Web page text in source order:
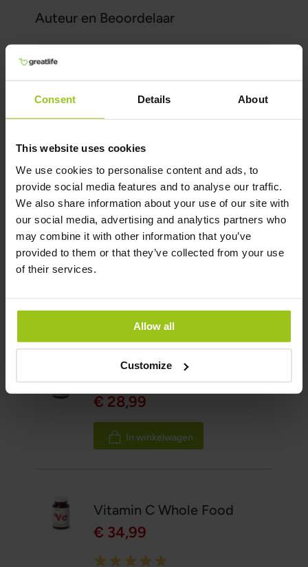
Consent Details About
This website uses cookies
We use cookies to personalise content and ads, to
provide social media features and to analyse our traffic.
We also share information about your use of our site with
our social media, advertising and analytics partners who
may combine it with other information that you’ve
provided to them or that they’ve collected from your use
of their services.
Allow all
Customize
Auteur en Beoordelaar
Auteur:
Greatlife.nl ,De beste op het gebied van
gezondheid
Beoordelaar:
functionele geneeskunde
Laatst bijgewerkt:
16 Juni 2026
Wetenschappelijke referenties en
bronnen
Quercetinedihydraat
€ 28,99
In winkelwagen
Vitamin C Whole Food
€ 34,99
Rating: